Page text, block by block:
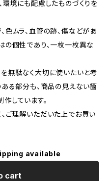
環境にも配慮したものづくりを
色ムラ、血管の跡、傷などがあ
の個性であり、一枚一枚異な
無駄なく大切に使いたいと考
ある部分も、商品の見えない箇
しています。
ご理解いただいた上でお買い
available
cart